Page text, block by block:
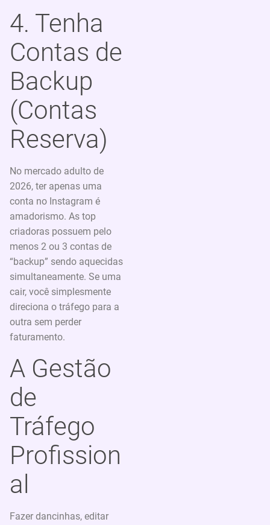
4. Tenha
Contas de
Backup
(Contas
Reserva)
No mercado adulto de
2026, ter apenas uma
conta no Instagram é
amadorismo. As top
criadoras possuem pelo
menos 2 ou 3 contas de
“backup” sendo aquecidas
simultaneamente. Se uma
cair, você simplesmente
direciona o tráfego para a
outra sem perder
faturamento.
A Gestão
de
Tráfego
Profission
al
Fazer dancinhas, editar